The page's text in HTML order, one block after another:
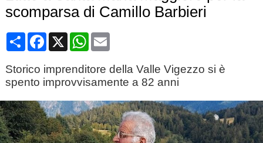
scomparsa di Camillo Barbieri
CondividiFacebook
X WhatsApp
Email
Storico imprenditore della Valle Vigezzo si è
spento improvvisamente a 82 anni